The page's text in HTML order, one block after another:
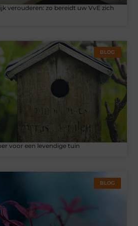
verouderen: zo bereidt uw VvE zich
BLOG
voor een levendige tuin
BLOG